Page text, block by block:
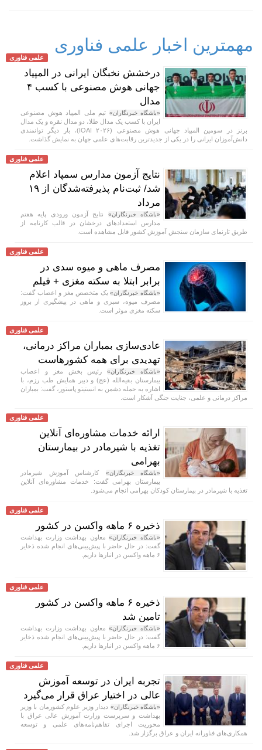
مهمترین اخبار علمی فناوری
علمی فناوری
درخشش نخبگان ایرانی در المپیاد
جهانی هوش مصنوعی با کسب ۴
مدال
«باشگاه خبرنگاران» تیم ملی المپیاد هوش مصنوعی
ایران با کسب یک مدال طلا، دو مدال نقره و یک مدال
برنز در سومین المپیاد جهانی هوش مصنوعی (IOAI ۲۰۲۶)، بار دیگر توانمندی
دانش‌آموزان ایرانی را در یکی از جدیدترین رقابت‌های علمی جهان به نمایش گذاشت.
علمی فناوری
نتایج آزمون مدارس سمپاد اعلام
شد/ ثبت‌نام پذیرفته‌شدگان از ۱۹
مرداد
«باشگاه خبرنگاران» نتایج آزمون ورودی پایه هفتم
مدارس استعداد‌های درخشان در قالب کارنامه از
طریق تارنمای سازمان سنجش آموزش کشور قابل مشاهده است.
علمی فناوری
مصرف ماهی و میوه سدی در
برابر ابتلا به سکته مغزی + فیلم
«باشگاه خبرنگاران»یک متخصص مغز و اعصاب گفت:
مصرف میوه، سبزی و ماهی در پیشگیری از بروز
سکته مغزی موثر است.
علمی فناوری
عادی‌سازی بمباران مراکز درمانی،
تهدیدی برای همه کشورهاست
«باشگاه خبرنگاران»رئیس بخش مغز و اعصاب
بیمارستان بقیه‌الله (عج) و دبیر همایش طب رزم، با
اشاره به حمله دشمن به انستیتو پاستور، گفت: بمباران
مراکز درمانی و علمی، جنایت جنگی آشکار است.
علمی فناوری
ارائه خدمات مشاوره‌ای آنلاین
تغذیه با شیرمادر در بیمارستان
بهرامی
«باشگاه خبرنگاران» کارشناس آموزش شیرمادر
بیمارستان بهرامی گفت: خدمات مشاوره‌ای آنلاین
تغذیه با شیرمادر در بیمارستان کودکان بهرامی انجام می‌شود.
علمی فناوری
ذخیره ۶ ماهه واکسن در کشور
«باشگاه خبرنگاران»معاون بهداشت وزارت بهداشت
گفت: در حال حاضر با پیش‌بینی‌های انجام شده ذخایر
۶ ماهه واکسن در انبار‌ها داریم.
علمی فناوری
ذخیره ۶ ماهه واکسن در کشور
تامین شد
«باشگاه خبرنگاران»معاون بهداشت وزارت بهداشت
گفت: در حال حاضر با پیش‌بینی‌های انجام شده ذخایر
۶ ماهه واکسن در انبار‌ها داریم.
علمی فناوری
تجربه ایران در توسعه آموزش
عالی در اختیار عراق قرار می‌گیرد
«باشگاه خبرنگاران» دیدار وزیر علوم کشورمان با وزیر
بهداشت و سرپرست وزارت آموزش عالی عراق با
محوریت اجرای تفاهم‌نامه‌های علمی و توسعه
همکاری‌های فناورانه ایران و عراق برگزار شد.